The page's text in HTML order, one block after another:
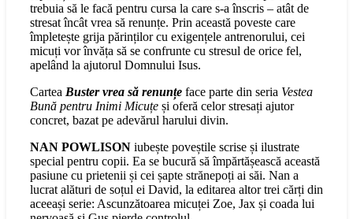
trebuia să le facă pentru cursa la care s-a înscris – atât de
stresat încât vrea să renunțe. Prin această poveste care
împletește grija părinților cu exigențele antrenorului, cei
micuți vor învăța să se confrunte cu stresul de orice fel,
apelând la ajutorul Domnului Isus.
Cartea Buster vrea să renunțe face parte din seria Vestea
Bună pentru Inimi Micuțe și oferă celor stresați ajutor
concret, bazat pe adevărul harului divin.
NAN POWLISON iubește poveștile scrise și ilustrate
special pentru copii. Ea se bucură să împărtășească această
pasiune cu prietenii și cei șapte strănepoți ai săi. Nan a
lucrat alături de soțul ei David, la editarea altor trei cărți din
aceeași serie: Ascunzătoarea micuței Zoe, Jax și coada lui